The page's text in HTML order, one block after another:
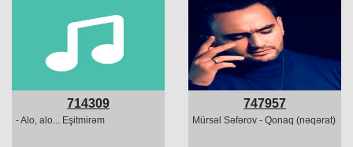
714309
- Alo, alo... Eşitmirəm
747957
Mürsəl Səfərov - Qonaq (nəqərat)